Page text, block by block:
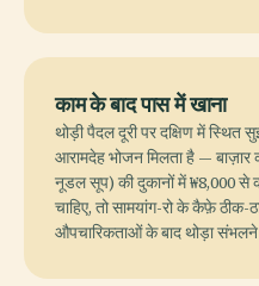
काम के बाद पास में खाना
थोड़ी पैदल दूरी पर दक्षिण में स्थित
आरामदेह भोजन मिलता है —
नूडल सूप) की दुकानों में ₩8,000
चाहिए, तो सामयांग-रो के कैफ़े
औपचारिकताओं के बाद थोड़ा संभलने